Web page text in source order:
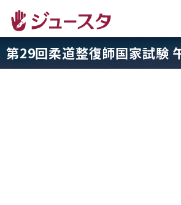
第29回柔道整復師国家試験